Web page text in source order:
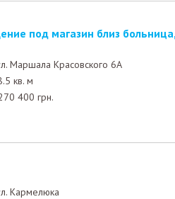
Маршала Красовского 6А
кв. м
400 грн.
Кармелюка